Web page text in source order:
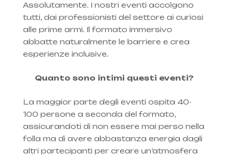
Assolutamente. I nostri eventi accolgono
tutti, dai professionisti del settore ai curiosi
alle prime armi. Il formato immersivo
abbatte naturalmente le barriere e crea
esperienze inclusive.
Quanto sono intimi questi eventi?
La maggior parte degli eventi ospita 40-
100 persone a seconda del formato,
assicurandoti di non essere mai perso nella
folla ma di avere abbastanza energia dagli
altri partecipanti per creare un’atmosfera